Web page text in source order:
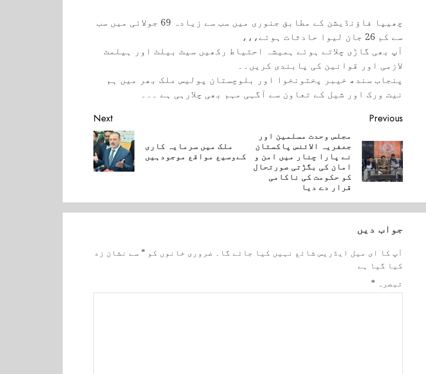
چھیپا فاؤنڈیشن کے مطابق جنوری میں سب سے زیادہ 69 جولائی میں سب
سے کم 26 جان لیوا حادثات ہوئے،،،
آپ بھی گاڑی چلاتے ہوئے ہمیشہ احتیاط رکھیں سیٹ بیلٹ اور ہیلمٹ
لازمی اور قوانین کی پابندی کریں۔۔
پنجاب سندھ خیبر پختونخوا اور بلوچستان پولیس ملک بھر میں ہم
نیت ورک اور شیل کے تعاون سے آگہی مہم بھی چلارہی ہے ۔۔۔
Continue
Reading
Previous
Previous
مجلس وحدت مسلمین اور
جعفریہ الائنس پاکستان
نے پارا چنار میں امن و
امان کی بگڑتی صورتحال
کو حکومت کی ناکامی
قرار دے دیا
Next
Next
post:
ملک میں سرمایہ کاری
کےوسیع مواقع موجودہیں
جواب دیں
آپ کا ای میل ایڈریس شائع نہیں کیا جائے گا۔ ضروری خانوں کو * سے نشان زد
کیا گیا ہے
تبصرہ *